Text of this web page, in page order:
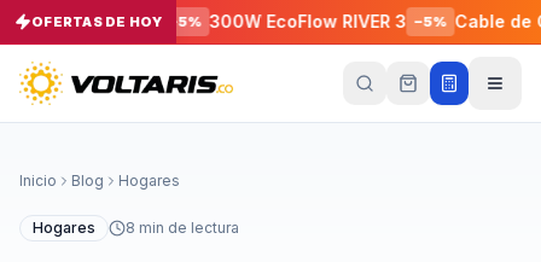
OFERTAS DE HOY
C a −5% 300W EcoFlow RIVER 3 −5% Cable de Conexión
Inicio Blog Hogares
Hogares 8 min de lectura
Tu
Vacío
carrito
está